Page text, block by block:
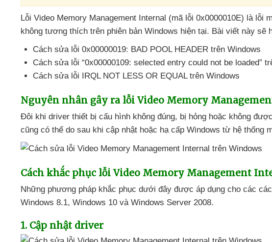
Lỗi Video Memory Management Internal (mã lỗi 0x0000010E) là lỗi
không tương thích trên phiên bản Windows hiện tại. Bài viết này sẽ
Cách sửa lỗi 0x00000019: BAD POOL HEADER trên Windows
Cách sửa lỗi “0x00000109: selected entry could not be loaded”
Cách sửa lỗi IRQL NOT LESS OR EQUAL trên Windows
Nguyên nhân gây ra lỗi Video Memory
Đôi khi driver thiết bị cấu hình không đúng, bị hỏng hoặc không
cũng có thể do sau khi cập nhật hoặc hạ cấp Windows từ hệ thống
Cách khắc phục lỗi Video Memory Management
Những phương pháp khắc phục dưới đây được áp dụng cho các
Windows 8.1, Windows 10 và Windows Server 2008.
1. Cập nhật driver